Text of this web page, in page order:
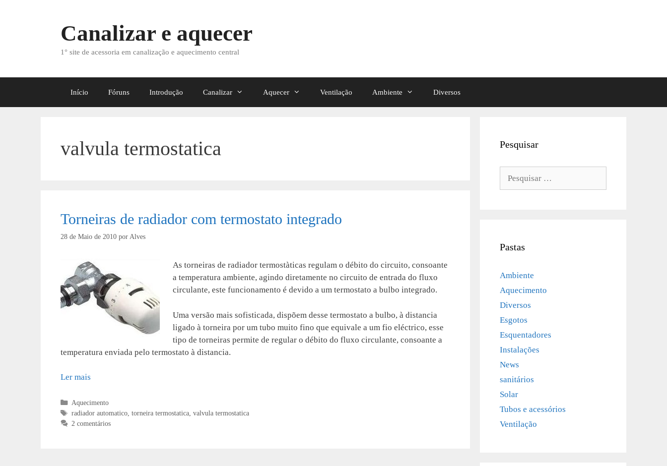
Canalizar e aquecer
1° site de acessoria em canalização e aquecimento central
Início Fóruns Introdução Canalizar Aquecer Ventilação Ambiente Diversos
valvula termostatica
Torneiras de radiador com termostato integrado
28 de Maio de 2010 porAlves
As torneiras de radiador termostàticas regulam o débito do circuito, consoante
a temperatura ambiente, agindo diretamente no circuito de entrada do fluxo
circulante, este funcionamento é devido a um termostato a bulbo integrado.
Uma versão mais sofisticada, dispõem desse termostato a bulbo, à distancia
ligado à torneira por um tubo muito fino que equivale a um fio eléctrico, esse
tipo de torneiras permite de regular o débito do fluxo circulante, consoante a
temperatura enviada pelo termostato à distancia.
Ler mais
Categorias
Aquecimento
Etiquetas
radiador automatico, torneira termostatica, valvula termostatica
2 comentários
Pesquisar
Pastas
Ambiente
Aquecimento
Diversos
Esgotos
Esquentadores
Instalações
News
sanitários
Solar
Tubos e acessórios
Ventilação